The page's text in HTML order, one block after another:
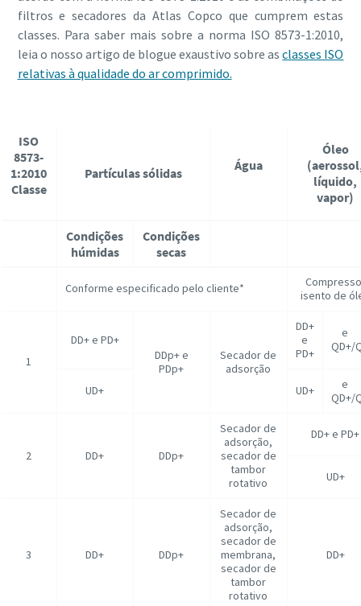
filtros e secadores da Atlas Copco que cumprem estas
classes. Para saber mais sobre a norma ISO 8573-1:2010,
leia o nosso artigo de blogue exaustivo sobre asclasses ISO
relativas à qualidade do ar comprimido.
ISO
8573-
1:2010
Classe
Partículas sólidas Água
Óleo
líquido,
vapor)
Condições
húmidas
Condições
secas
Conforme especificado pelo cliente*
isento de
1
DD+ e PD+
DDp+ e
PDp+
Secador de
adsorção
DD+
e
PD+
QD+/
UD+ UD+
QD+/
2 DD+ DDp+
Secador de
adsorção,
secador de
tambor
rotativo
DD+ e PD+
UD+
3 DD+ DDp+
Secador de
adsorção,
secador de
membrana,
secador de
tambor
rotativo
DD+